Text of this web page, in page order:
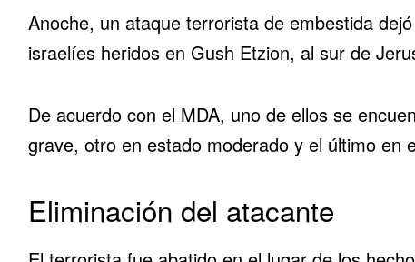
Anoche, un ataque terrorista de embestida
israelíes heridos en Gush Etzion, al sur de
De acuerdo con el MDA, uno de ellos se
grave, otro en estado moderado y el último en
Eliminación del atacante